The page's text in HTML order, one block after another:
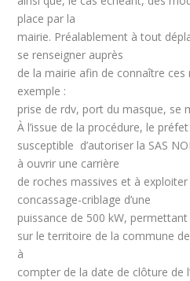
place par la
mairie. Préalablement à tout
se renseigner auprès
de la mairie afin de connaître
exemple :
prise de rdv, port du masque, se
À l’issue de la procédure, le
susceptible d’autoriser la SAS
à ouvrir une carrière
de roches massives et à
concassage-criblage d’une
puissance de 500 kW,
sur le territoire de la commune
à
compter de la date de clôture de